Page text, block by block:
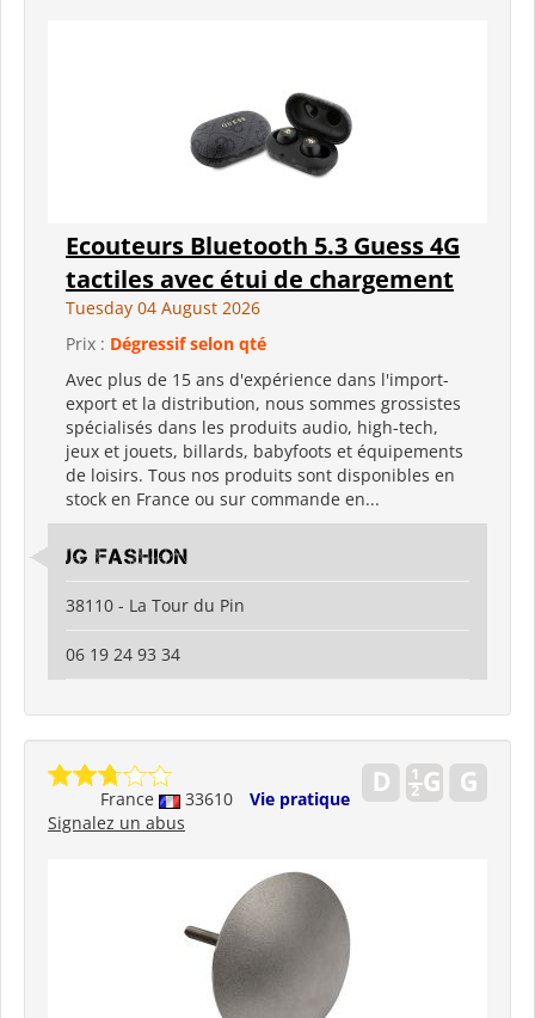
Ecouteurs Bluetooth 5.3 Guess 4G
tactiles avec étui de chargement
Tuesday 04 August 2026
Prix : Dégressif selon qté
Avec plus de 15 ans d'expérience dans l'import-
export et la distribution, nous sommes grossistes
spécialisés dans les produits audio, high-tech,
jeux et jouets, billards, babyfoots et équipements
de loisirs. Tous nos produits sont disponibles en
stock en France ou sur commande en...
JG Fashion
38110 - La Tour du Pin
06 19 24 93 34
France 33610
Vie pratique
Signalez un abus